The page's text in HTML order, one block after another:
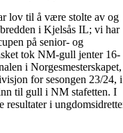
lov til å være stolte av og
i Kjelsås IL; vi har
på senior- og
tok NM-gull jenter 16-
i
for sesongen 23/24, i
til gull i NM stafetten. I
resultater i